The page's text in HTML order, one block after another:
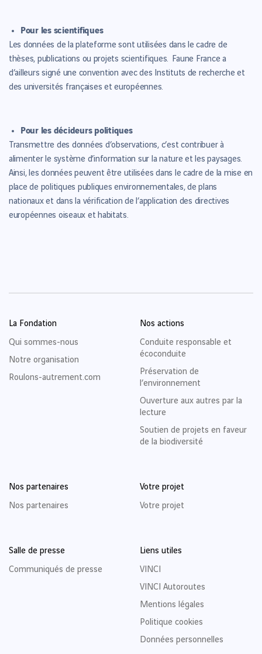
Pour les scientifiques
Les données de la plateforme sont utilisées dans le cadre de
thèses, publications ou projets scientifiques. Faune France a
d’ailleurs signé une convention avec des Instituts de recherche et
des universités françaises et européennes.
Pour les décideurs politiques
Transmettre des données d’observations, c’est contribuer à
alimenter le système d’information sur la nature et les paysages.
Ainsi, les données peuvent être utilisées dans le cadre de la mise en
place de politiques publiques environnementales, de plans
nationaux et dans la vérification de l’application des directives
européennes oiseaux et habitats.
La Fondation
Qui sommes-nous
Notre organisation
Roulons-autrement.com
Nos actions
Conduite responsable et
écoconduite
Préservation de
l’environnement
Ouverture aux autres par la
lecture
Soutien de projets en faveur
de la biodiversité
Nos partenaires
Nos partenaires
Votre projet
Votre projet
Salle de presse
Communiqués de presse
Liens utiles
VINCI
VINCI Autoroutes
Mentions légales
Politique cookies
Données personnelles